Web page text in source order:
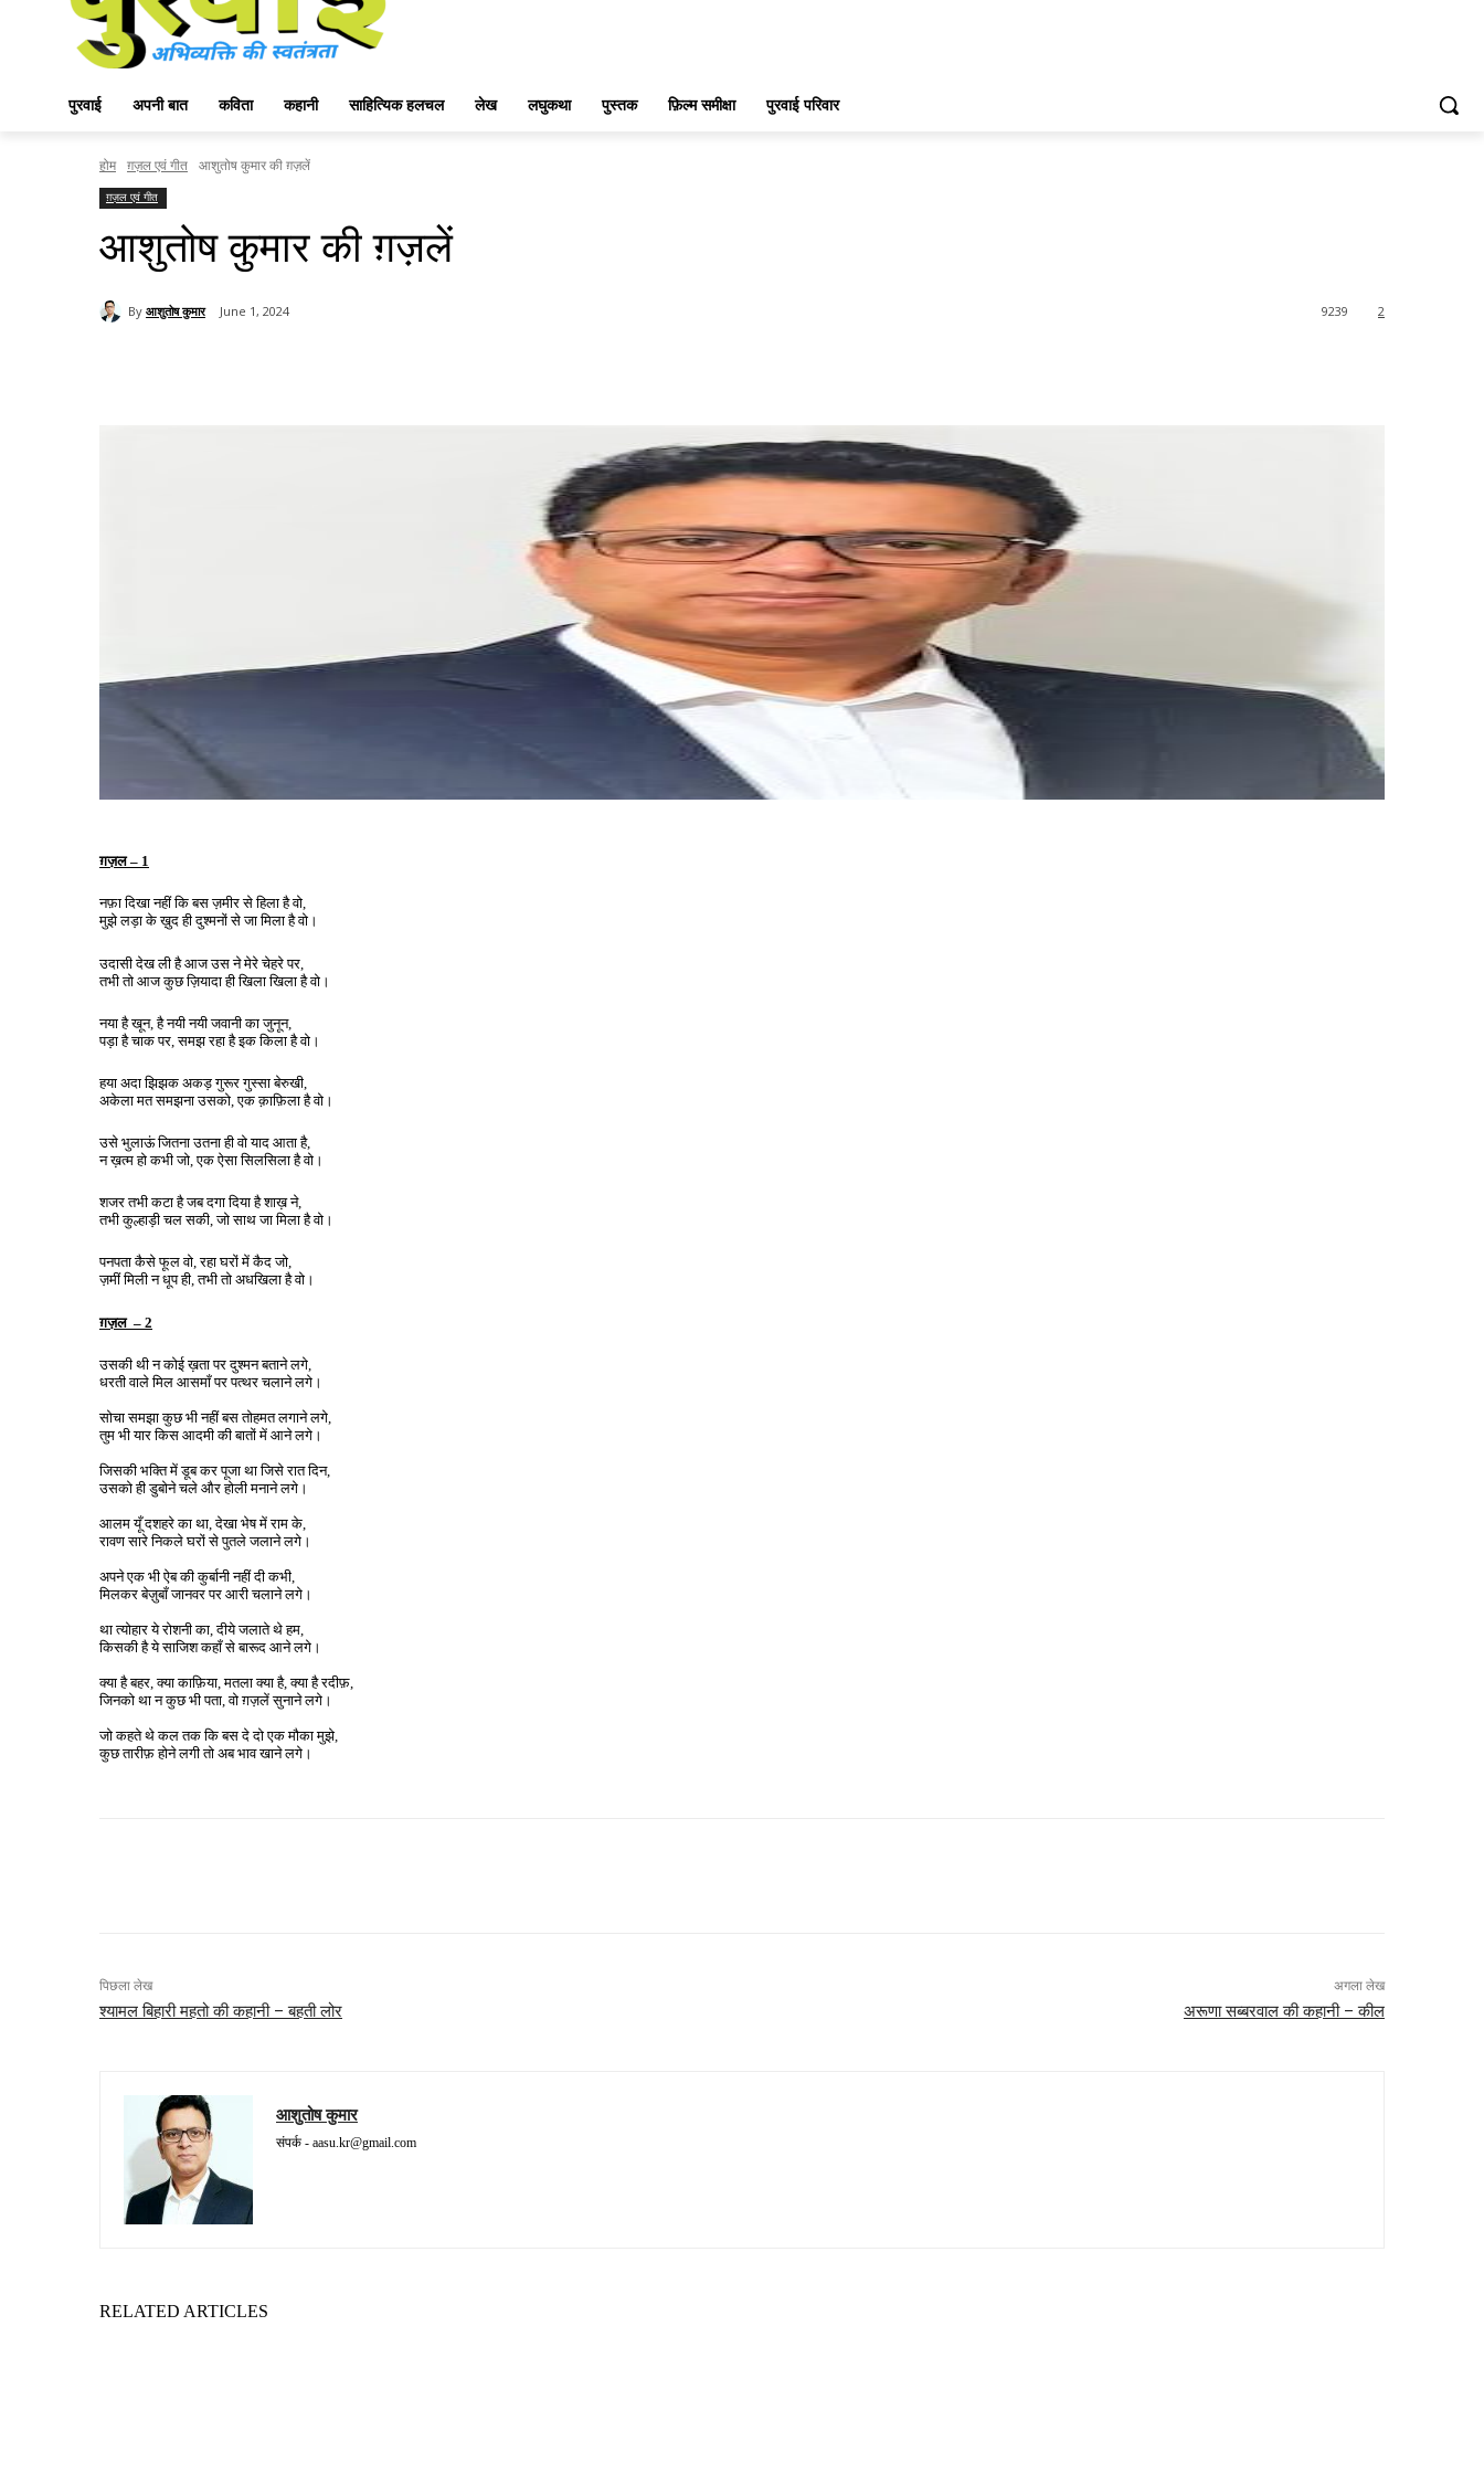
पुरवाई अपनी बात कविता कहानी साहित्यिक हलचल लेख लघुकथा पुस्तक फ़िल्म समीक्षा पुरवाई परिवार
होम ग़ज़ल एवं गीत आशुतोष कुमार की ग़ज़लें
ग़ज़ल एवं गीत
आशुतोष कुमार की ग़ज़लें
By आशुतोष कुमार June 1, 2024 2
9239
ग़ज़ल– 1
नफ़ा दिखा नहीं कि बस ज़मीर से हिला है वो,
मुझे लड़ा के ख़ुद ही दुश्मनों से जा मिला है वो।
उदासी देख ली है आज उस ने मेरे चेहरे पर
तभी तो आज कुछ ज़ियादा ही खिला खिला है वो।
नया है खून,है नयी नयी जवानी का जुनून,
पड़ा है चाक पर ,समझ रहा है इक किला है वो।
हया अदा झिझक अकड़ गुरूर गुस्सा बेरुखी
अकेला मत समझना उसको ,एक क़ाफ़िला है वो।
उसे भुलाऊं जितना उतना ही वो याद आता है,
न ख़त्म हो कभी जो,एक ऐसा सिलसिला है वो।
शजर तभी कटा है जब दगा दिया है शाख़ ने,
तभी कुल्हाड़ी चल सकी,जो साथ जा मिला है वो।
पनपता कैसे फूल वो,रहा घरों में कैद जो,
ज़मीं मिली न धूप ही,तभी तो अधखिला है वो।
ग़ज़ल– 2
उसकी थी न कोई ख़ता पर दुश्मन बताने लगे
धरती वाले मिल आसमाँ पर पत्थर चलाने लगे।
सोचा समझा कुछ भी नहीं बस तोहमत लगाने लगे
तुम भी यार किस आदमी की बातों में आने लगे।
जिसकी भक्ति में डूब कर पूजा था जिसे रात दिन,
उसको ही डुबोने चले और होली मनाने लगे।
आलम यूँ दशहरे का था ,देखा भेष में राम के
रावण सारे निकले घरों से पुतले जलाने लगे।
अपने एक भी ऐब की कुर्बानी नहीं दी कभी
मिलकर बेज़ुबाँ जानवर पर आरी चलाने लगे।
था त्योहार ये रोशनी का ,दीये जलाते थे हम
किसकी है ये साजिश कहाँ से बारूद आने लगे।
क्या है बहर ,क्या काफ़िया ,मतला क्या है,क्या है रदीफ़
जिनको था न कुछ भी पता ,वो ग़ज़लें सुनाने लगे।
जो कहते थे कल तक कि बस दे दो एक मौका मुझे,
कुछ तारीफ़ होने लगी तो अब भाव खाने लगे।
पिछला लेख
श्यामल बिहारी महतो की कहानी – बहती लोर
अगला लेख
अरूणा सब्बरवाल की कहानी – कील
आशुतोष कुमार
संपर्क - aasu.kr@gmail.com
RELATED ARTICLES